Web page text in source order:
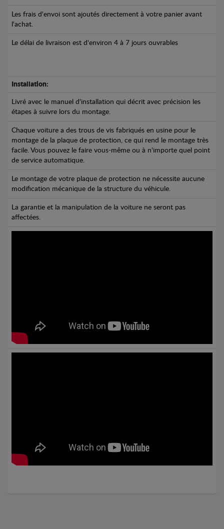
Les frais d'envoi sont ajoutés directement à votre panier avant
l'achat.
Le délai de livraison est d'environ 4 à 7 jours ouvrables
Installation:
Livré avec le manuel d'installation qui décrit avec précision les
étapes à suivre lors du montage.
Chaque voiture a des trous de vis fabriqués en usine pour le
montage de la plaque de protection, ce qui rend le montage très
facile. Vous pouvez le faire vous-même ou à n'importe quel point
de service automatique.
Le montage de votre plaque de protection ne nécessite aucune
modification mécanique de la structure du véhicule.
La garantie et la manipulation de la voiture ne seront pas
affectées.